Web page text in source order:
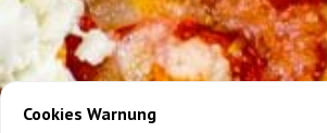
Cookies Warnung